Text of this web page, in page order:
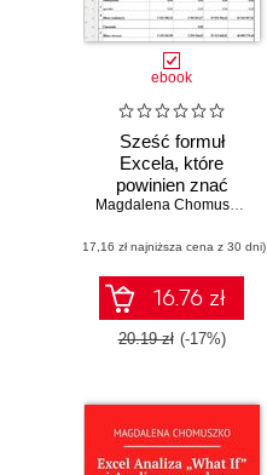
ebook
Sześć formuł
Excela, które
powinien znać
każdy księgowyMagdalena Chomuszko
(17,16 zł najniższa cena z 30 dni)
16.76 zł
20.19 zł (-17%)